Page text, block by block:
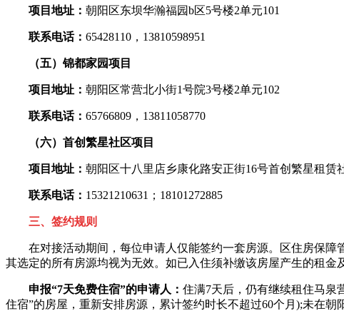
项目地址： 朝阳区东坝华瀚福园b区5号楼2单元101
联系电话： 65428110，13810598951
（五）锦都家园项目
项目地址： 朝阳区常营北小街1号院3号楼2单元102
联系电话： 65766809，13811058770
（六）首创繁星社区项目
项目地址： 朝阳区十八里店乡康化路安正街16号首创繁星租赁
联系电话： 15321210631；18101272885
三、签约规则
在对接活动期间，每位申请人仅能签约一套房源。区住房保障
其选定的所有房源均视为无效。如已入住须补缴该房屋产生的租金
申报“7天免费住宿”的申请人： 住满7天后，仍有继续租住马泉
住宿”的房屋，重新安排房源，累计签约时长不超过60个月);未在